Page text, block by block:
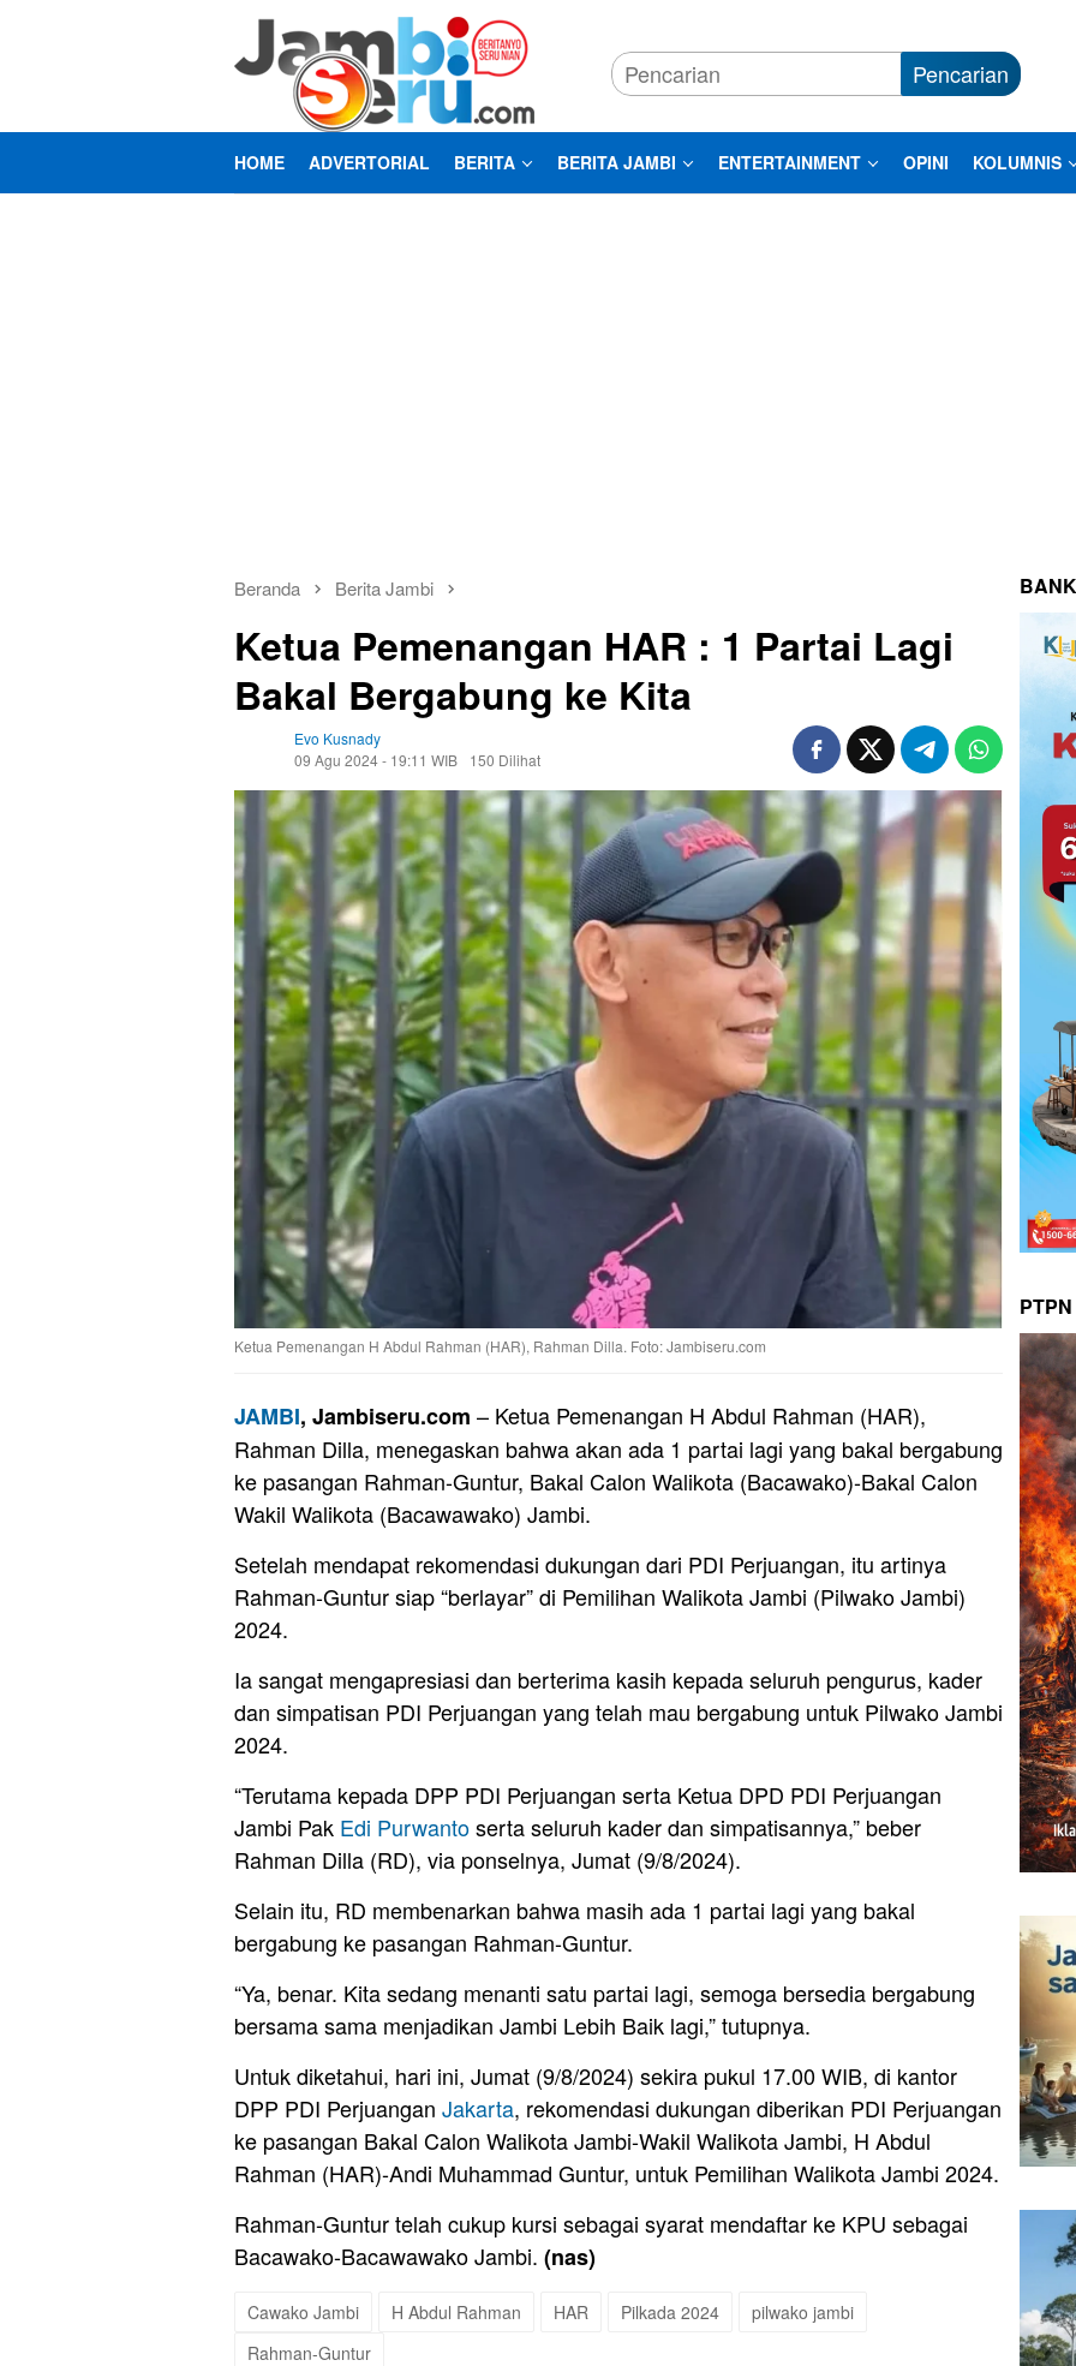
Pencarian
HOME ADVERTORIAL BERITA BERITA JAMBI ENTERTAINMENT OPINI KOLUMNIS
Beranda Berita Jambi
Ketua Pemenangan HAR : 1 Partai Lagi
Bakal Bergabung ke Kita
Evo Kusnady
09 Agu 2024 - 19:11 WIB
150 Dilihat
Ketua Pemenangan H Abdul Rahman (HAR), Rahman Dilla. Foto: Jambiseru.com
JAMBI, Jambiseru.com – Ketua Pemenangan H Abdul Rahman (HAR),
Rahman Dilla, menegaskan bahwa akan ada 1 partai lagi yang bakal bergabung
ke pasangan Rahman-Guntur, Bakal Calon Walikota (Bacawako)-Bakal Calon
Wakil Walikota (Bacawawako) Jambi.
Setelah mendapat rekomendasi dukungan dari PDI Perjuangan, itu artinya
Rahman-Guntur siap “berlayar” di Pemilihan Walikota Jambi (Pilwako Jambi)
2024.
Ia sangat mengapresiasi dan berterima kasih kepada seluruh pengurus, kader
dan simpatisan PDI Perjuangan yang telah mau bergabung untuk Pilwako Jambi
2024.
“Terutama kepada DPP PDI Perjuangan serta Ketua DPD PDI Perjuangan
Jambi Pak Edi Purwantoserta seluruh kader dan simpatisannya,” beber
Rahman Dilla (RD), via ponselnya, Jumat (9/8/2024).
Selain itu, RD membenarkan bahwa masih ada 1 partai lagi yang bakal
bergabung ke pasangan Rahman-Guntur.
“Ya, benar. Kita sedang menanti satu partai lagi, semoga bersedia bergabung
bersama sama menjadikan Jambi Lebih Baik lagi,” tutupnya.
Untuk diketahui, hari ini, Jumat (9/8/2024) sekira pukul 17.00 WIB, di kantor
DPP PDI Perjuangan Jakarta, rekomendasi dukungan diberikan PDI Perjuangan
ke pasangan Bakal Calon Walikota Jambi-Wakil Walikota Jambi, H Abdul
Rahman (HAR)-Andi Muhammad Guntur, untuk Pemilihan Walikota Jambi 2024.
Rahman-Guntur telah cukup kursi sebagai syarat mendaftar ke KPU sebagai
Bacawako-Bacawawako Jambi. (nas)
Cawako Jambi H Abdul Rahman HAR Pilkada 2024
pilwako jambi
Rahman-Guntur